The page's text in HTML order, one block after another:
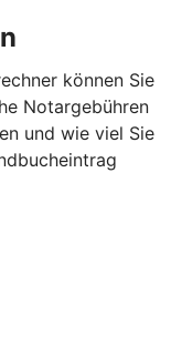
können Sie
Notargebühren
und wie viel Sie